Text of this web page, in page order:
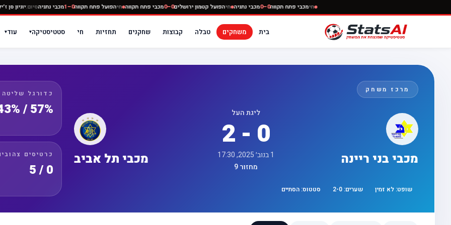
חימכבי פתח תקווה0–0 מכבי נתניה חיהפועל קטמון ירושלים0–0 מכבי פתח תקווה חיהפועל פתח תקווה0–1 מכבי נתניהסיום:
בית משחקים טבלה קבוצות שחקנים תחזיות חי סטטיסטיקה▾ עוד▾
מרכז משחק
מכבי בני ריינה
ליגת העל
2 - 0
1 בנוב׳ 2025, 17:30
מחזור 9
מכבי תל אביב
שופט: לא זמין שערים: 2-0 סטטוס: הסתיים
כדורגל שליטה
57% / 43%
כרטיסים
0 / 5